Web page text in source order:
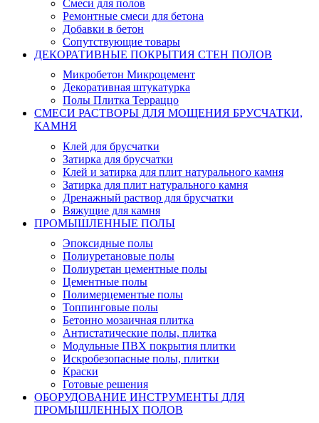
Смеси для полов
Ремонтные смеси для бетона
Добавки в бетон
Сопутствующие товары
ДЕКОРАТИВНЫЕ ПОКРЫТИЯ СТЕН ПОЛОВ
Микробетон Микроцемент
Декоративная штукатурка
Полы Плитка Терраццо
СМЕСИ РАСТВОРЫ ДЛЯ МОЩЕНИЯ БРУСЧАТКИ,
КАМНЯ
Клей для брусчатки
Затирка для брусчатки
Клей и затирка для плит натурального камня
Затирка для плит натурального камня
Дренажный раствор для брусчатки
Вяжущие для камня
ПРОМЫШЛЕННЫЕ ПОЛЫ
Эпоксидные полы
Полиуретановые полы
Полиуретан цементные полы
Цементные полы
Полимерцементые полы
Топпинговые полы
Бетонно мозаичная плитка
Антистатические полы, плитка
Модульные ПВХ покрытия плитки
Искробезопасные полы, плитки
Краски
Готовые решения
ОБОРУДОВАНИЕ ИНСТРУМЕНТЫ ДЛЯ
ПРОМЫШЛЕННЫХ ПОЛОВ